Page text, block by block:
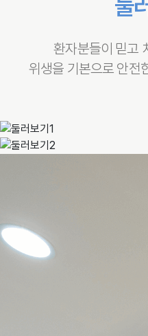
둘
환자분들이 믿고
위생을 기본으로 안전